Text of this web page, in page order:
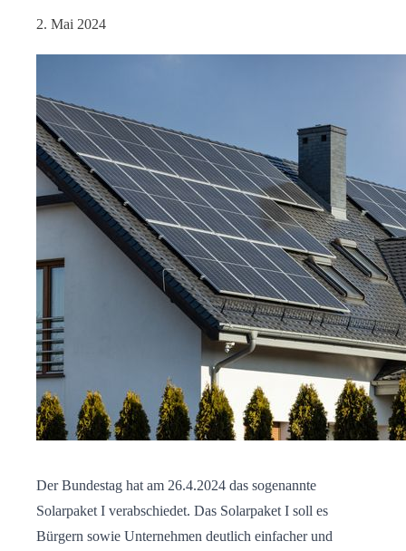
2. Mai 2024
Der Bundestag hat am 26.4.2024 das sogenannte
Solarpaket I verabschiedet. Das Solarpaket I soll es
Bürgern sowie Unternehmen deutlich einfacher und